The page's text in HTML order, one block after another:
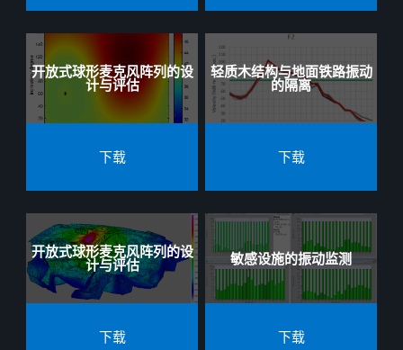
开放式球形麦克风阵列的设
计与评估
下载
轻质木结构与地面铁路振动
的隔离
下载
开放式球形麦克风阵列的设
计与评估
下载
敏感设施的振动监测
下载